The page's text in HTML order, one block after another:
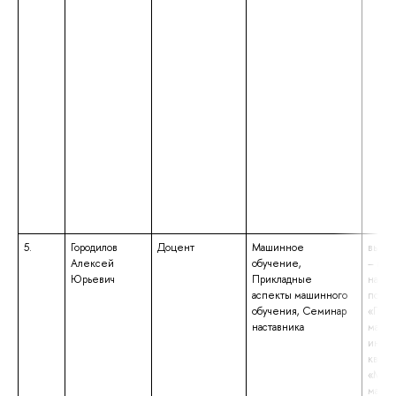
5.
Городилов
Алексей
Юрьевич
Доцент
Машинное
обучение,
Прикладные
аспекты машинного
обучения, Семинар
наставника
–